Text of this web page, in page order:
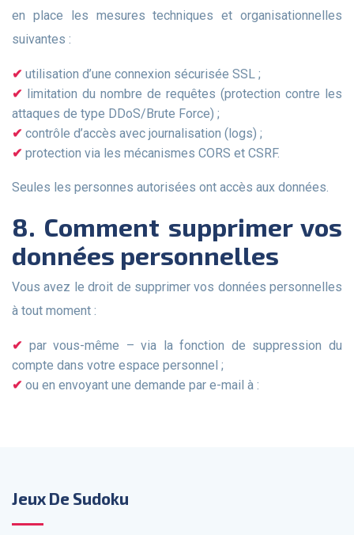
en place les mesures techniques et organisationnelles
suivantes :
utilisation d’une connexion sécurisée SSL ;
limitation du nombre de requêtes (protection contre les
attaques de type DDoS/Brute Force) ;
contrôle d’accès avec journalisation (logs) ;
protection via les mécanismes CORS et CSRF.
Seules les personnes autorisées ont accès aux données.
8. Comment supprimer vos
données personnelles
Vous avez le droit de supprimer vos données personnelles
à tout moment :
par vous-même – via la fonction de suppression du
compte dans votre espace personnel ;
ou en envoyant une demande par e-mail à :
Jeux De Sudoku